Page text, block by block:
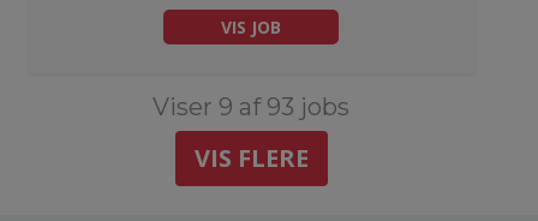
VIS JOB
Viser 9 af 93 jobs
VIS FLERE